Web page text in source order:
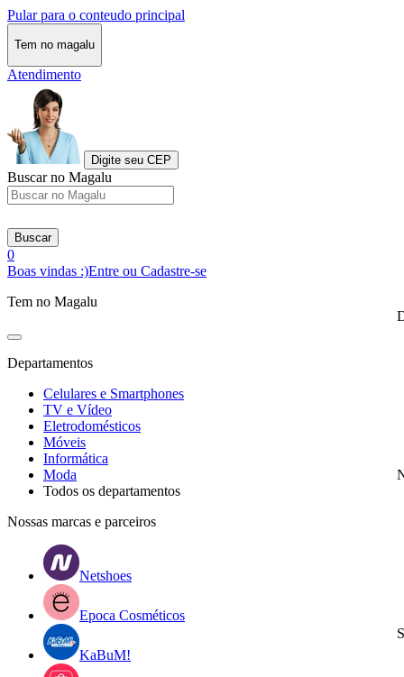
Pular para o conteudo principal
Tem no magalu
Atendimento
Digite seu CEP
Buscar no Magalu
Buscar
0
Boas vindas :)Entre ou Cadastre-se
Tem no Magalu
Departamentos
Celulares e Smartphones
TV e Vídeo
Eletrodomésticos
Móveis
Informática
Moda
Todos os departamentos
Nossas marcas e parceiros
Netshoes
Epoca Cosméticos
KaBuM!